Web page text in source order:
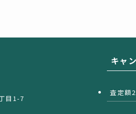
目1-7
キャ
査定額